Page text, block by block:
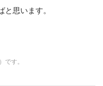
と思います。
です。